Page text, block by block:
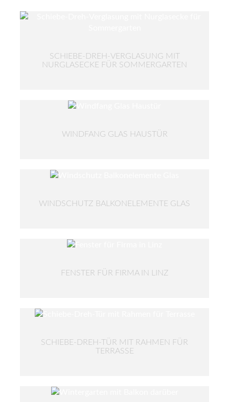
SCHIEBE-DREH-VERGLASUNG MIT
NURGLASECKE FÜR SOMMERGARTEN
WINDFANG GLAS HAUSTÜR
WINDSCHUTZ BALKONELEMENTE GLAS
FENSTER FÜR FIRMA IN LINZ
SCHIEBE-DREH-TÜR MIT RAHMEN FÜR
TERRASSE